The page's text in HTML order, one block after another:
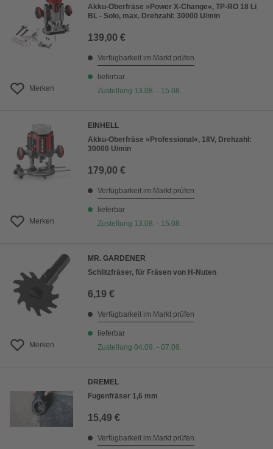
Merken
Akku-Oberfräse »Power X-Change«, TP-RO 18 Li
BL - Solo, max. Drehzahl: 30000 U/min
139,00 €
Verfügbarkeit im Markt prüfen
lieferbar
Zustellung 13.08. - 15.08.
Merken
EINHELL
Akku-Oberfräse »Professional«, 18V, Drehzahl:
30000 U/min
179,00 €
Verfügbarkeit im Markt prüfen
lieferbar
Zustellung 13.08. - 15.08.
Merken
MR. GARDENER
Schlitzfräser, für Fräsen von H-Nuten
6,19 €
Verfügbarkeit im Markt prüfen
lieferbar
Zustellung 04.09. - 07.09.
DREMEL
Fugenfräser 1,6 mm
15,49 €
Verfügbarkeit im Markt prüfen